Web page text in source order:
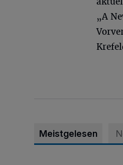
„A
Meistgelesen